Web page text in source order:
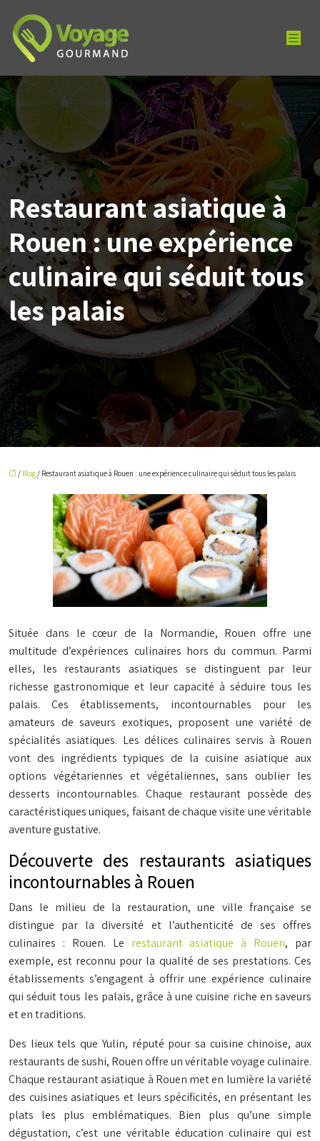
Restaurant asiatique à
Rouen : une expérience
culinaire qui séduit tous
les palais
/ Blog / Restaurant asiatique à Rouen : une expérience culinaire qui séduit tous les palais
Située dans le cœur de la Normandie, Rouen offre une
multitude d’expériences culinaires hors du commun. Parmi
elles, les restaurants asiatiques se distinguent par leur
richesse gastronomique et leur capacité à séduire tous les
palais. Ces établissements, incontournables pour les
amateurs de saveurs exotiques, proposent une variété de
spécialités asiatiques. Les délices culinaires servis à Rouen
vont des ingrédients typiques de la cuisine asiatique aux
options végétariennes et végétaliennes, sans oublier les
desserts incontournables. Chaque restaurant possède des
caractéristiques uniques, faisant de chaque visite une véritable
aventure gustative.
Découverte des restaurants asiatiques
incontournables à Rouen
Dans le milieu de la restauration, une ville française se
distingue par la diversité et l’authenticité de ses offres
culinaires : Rouen. Le restaurant asiatique à Rouen, par
exemple, est reconnu pour la qualité de ses prestations. Ces
établissements s’engagent à offrir une expérience culinaire
qui séduit tous les palais, grâce à une cuisine riche en saveurs
et en traditions.
Des lieux tels que Yulin, réputé pour sa cuisine chinoise, aux
restaurants de sushi, Rouen offre un véritable voyage culinaire.
Chaque restaurant asiatique à Rouen met en lumière la variété
des cuisines asiatiques et leurs spécificités, en présentant les
plats les plus emblématiques. Bien plus qu’une simple
dégustation, c’est une véritable éducation culinaire qui est